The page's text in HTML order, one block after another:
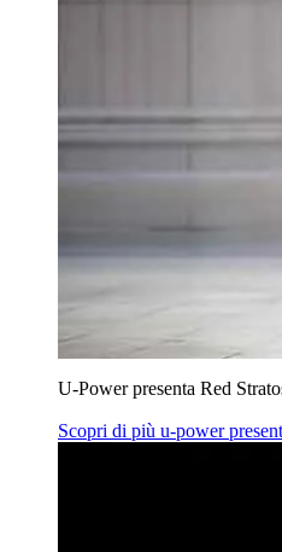
U‑Power presenta Red
Scopri di più u‑power